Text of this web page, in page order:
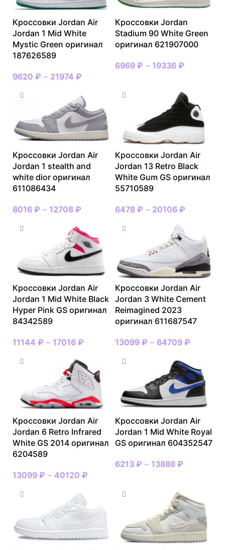
Кроссовки Jordan Air
Jordan 1 Mid White
Mystic Green оригинал
187626589
9620 ₽ – 21974 ₽
Кроссовки Jordan
Stadium 90 White Green
оригинал 621907000
6969 ₽ – 19336 ₽
Кроссовки Jordan Air
Jordan 1 stealth and
white dior оригинал
611086434
8016 ₽ – 12708 ₽
Кроссовки Jordan Air
Jordan 13 Retro Black
White Gum GS оригинал
55710589
6478 ₽ – 20106 ₽
Кроссовки Jordan Air
Jordan 1 Mid White Black
Hyper Pink GS оригинал
84342589
11144 ₽ – 17016 ₽
Кроссовки Jordan Air
Jordan 3 White Cement
Reimagined 2023
оригинал 611687547
13099 ₽ – 64709 ₽
Кроссовки Jordan Air
Jordan 6 Retro Infrared
White GS 2014 оригинал
6204589
13099 ₽ – 40120 ₽
Кроссовки Jordan Air
Jordan 1 Mid White Royal
GS оригинал 604352547
6213 ₽ – 13888 ₽